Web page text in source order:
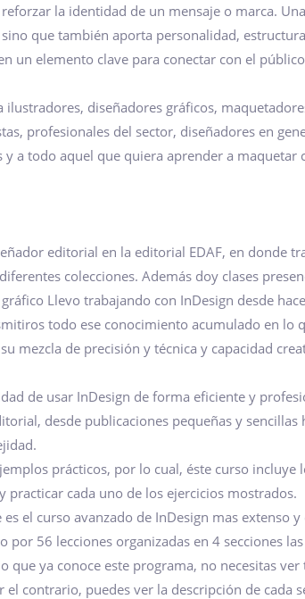
la identidad de un mensaje o marca.
que también aporta personalidad,
un elemento clave para conectar con el
ilustradores, diseñadores gráficos,
profesionales del sector, diseñadores en
a todo aquel que quiera aprender a maquetar
editorial en la editorial EDAF, en donde
colecciones. Además doy clases
Llevo trabajando con InDesign desde
todo ese conocimiento acumulado en lo
mezcla de precisión y técnica y capacidad
de usar InDesign de forma eficiente y
desde publicaciones pequeñas y sencillas
prácticos, por lo cual, éste curso incluye
practicar cada uno de los ejercicios mostrados.
el curso avanzado de InDesign mas extenso
por 56 lecciones organizadas en 4 secciones
que ya conoce este programa, no necesitas ver
contrario, puedes ver la descripción de cada